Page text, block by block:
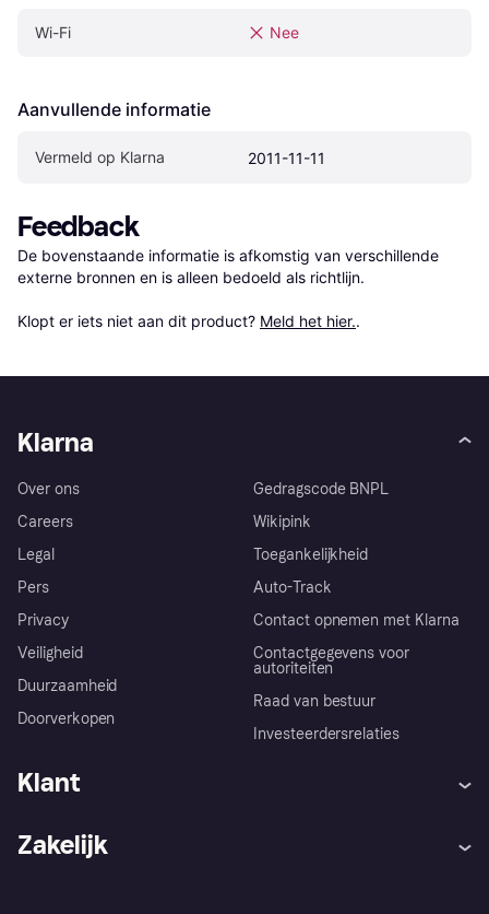
Wi-Fi Nee
Aanvullende informatie
Vermeld op Klarna 2011-11-11
Feedback
De bovenstaande informatie is afkomstig van verschillende
externe bronnen en is alleen bedoeld als richtlijn.
Klopt er iets niet aan dit product? Meld het hier..
Klarna
Over ons
Careers
Legal
Pers
Privacy
Veiligheid
Duurzaamheid
Doorverkopen
Gedragscode BNPL
Wikipink
Toegankelijkheid
Auto-Track
Contact opnemen met Klarna
Contactgegevens voor
autoriteiten
Raad van bestuur
Investeerdersrelaties
Klant
Zakelijk